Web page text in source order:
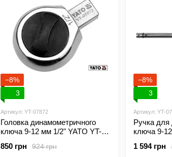
−8%
3
Артикул: YT-07872
Головка динамометричного
ключа 9-12 мм 1/2" YATO YT-
924 грн
850 грн
−8%
3
Артикул: YT-
Ручка для
ключа 9-
1 594 грн